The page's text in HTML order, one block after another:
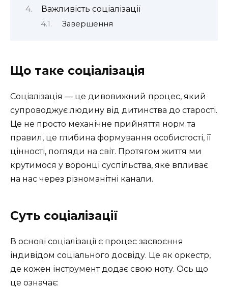
Важливість соціалізації
Завершення
Що таке соціалізація
Соціалізація — це дивовижний процес, який
супроводжує людину від дитинства до старості.
Це не просто механічне прийняття норм та
правил, це глибина формування особистості, її
цінності, погляди на світ. Протягом життя ми
крутимося у воронці суспільства, яке впливає
на нас через різноманітні канали.
Суть соціалізації
В основі соціалізації є процес засвоєння
індивідом соціального досвіду. Це як оркестр,
де кожен інструмент додає свою ноту. Ось що
це означає: